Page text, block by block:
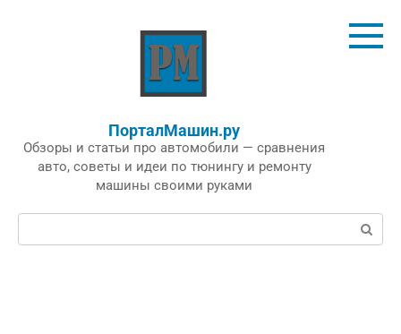
ПорталМашин.ру
Обзоры и статьи про автомобили — сравнения
авто, советы и идеи по тюнингу и ремонту
машины своими руками
Поиск: